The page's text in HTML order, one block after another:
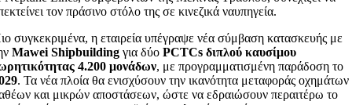
τον πράσινο στόλο της σε κινεζικά ναυπηγεία.
συγκεκριμένα, η εταιρεία υπέγραψε νέα σύμβαση κατασκευής με
Mawei Shipbuilding για δύοPCTCs διπλού καυσίμου
4.200 μονάδων, με προγραμματισμένη παράδοση το
. Τα νέα πλοία θα ενισχύσουν την ικανότητα μεταφοράς οχημάτων
και μικρών αποστάσεων, ώστε να εδραιώσουν περαιτέρω το